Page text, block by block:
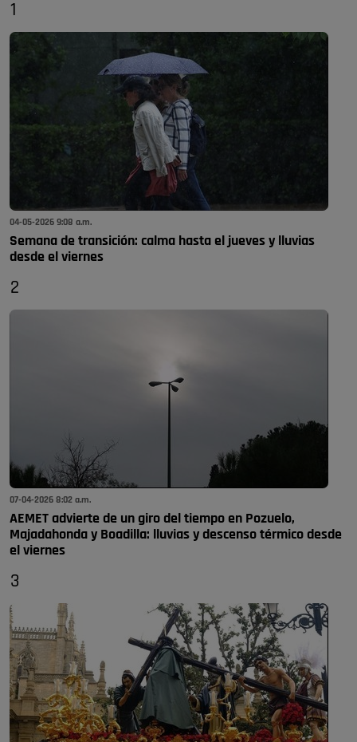
1
04-05-2026 9:08 a.m.
Semana de transición: calma hasta el jueves y lluvias
desde el viernes
2
07-04-2026 8:02 a.m.
AEMET advierte de un giro del tiempo en Pozuelo,
Majadahonda y Boadilla: lluvias y descenso térmico desde
el viernes
3